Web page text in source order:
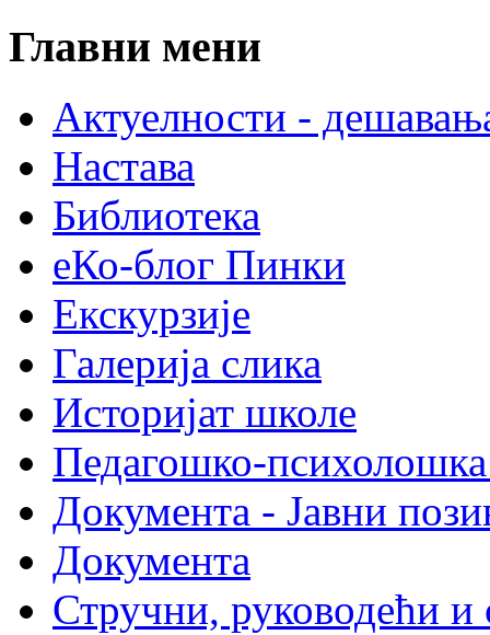
Главни мени
Актуелности -
Настава
Библиотека
еКо-блог Пинки
Екскурзије
Галерија слика
Историјат школе
Педагошко-психолошка
Документа - Јавни
Документа
Стручни, руководећи и